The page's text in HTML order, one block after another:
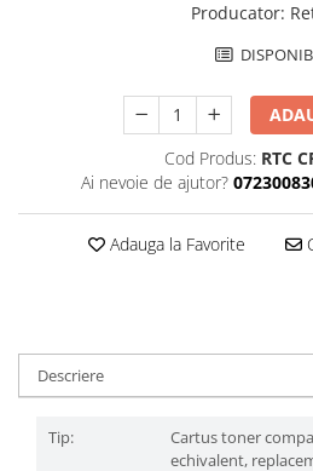
Producator:
Cod Produs: RTC
Ai nevoie de ajutor?
Adauga la Favorite
Descriere
Tip:
Cartus toner
echivalent,